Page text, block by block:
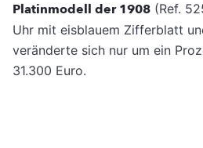
Platinmodell der 1908 (Ref.
Uhr mit eisblauem Zifferblatt
veränderte sich nur um ein
31.300 Euro.